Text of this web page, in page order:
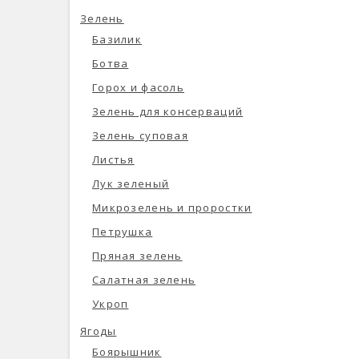
Зелень
Базилик
Ботва
Горох и фасоль
Зелень для консерваций
Зелень суповая
Листья
Лук зеленый
Микрозелень и проростки
Петрушка
Пряная зелень
Салатная зелень
Укроп
Ягоды
Боярышник